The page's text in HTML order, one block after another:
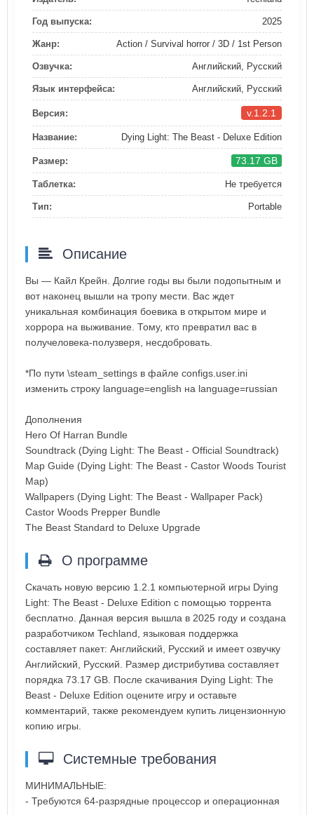
Год выпуска: 2025
Жанр: Action / Survival horror / 3D / 1st Person
Озвучка: Английский, Русский
Язык интерфейса: Английский, Русский
Версия: v.1.2.1
Название: Dying Light: The Beast - Deluxe Edition
Размер: 73.17 GB
Таблетка: Не требуется
Тип: Portable
Описание
Вы — Кайл Крейн. Долгие годы вы были подопытным и
вот наконец вышли на тропу мести. Вас ждет
уникальная комбинация боевика в открытом мире и
хоррора на выживание. Тому, кто превратил вас в
получеловека-полузверя, несдобровать.
*По пути \steam_settings в файле configs.user.ini
изменить строку language=english на language=russian
Дополнения
Hero Of Harran Bundle
Soundtrack (Dying Light: The Beast - Official Soundtrack)
Map Guide (Dying Light: The Beast - Castor Woods Tourist
Map)
Wallpapers (Dying Light: The Beast - Wallpaper Pack)
Castor Woods Prepper Bundle
The Beast Standard to Deluxe Upgrade
О программе
Скачать новую версию 1.2.1 компьютерной игры Dying
Light: The Beast - Deluxe Edition с помощью торрента
бесплатно. Данная версия вышла в 2025 году и создана
разработчиком Techland, языковая поддержка
составляет пакет: Английский, Русский и имеет озвучку
Английский, Русский. Размер дистрибутива составляет
порядка 73.17 GB. После скачивания Dying Light: The
Beast - Deluxe Edition оцените игру и оставьте
комментарий, также рекомендуем купить лицензионную
копию игры.
Системные требования
МИНИМАЛЬНЫЕ:
- Требуются 64-разрядные процессор и операционная